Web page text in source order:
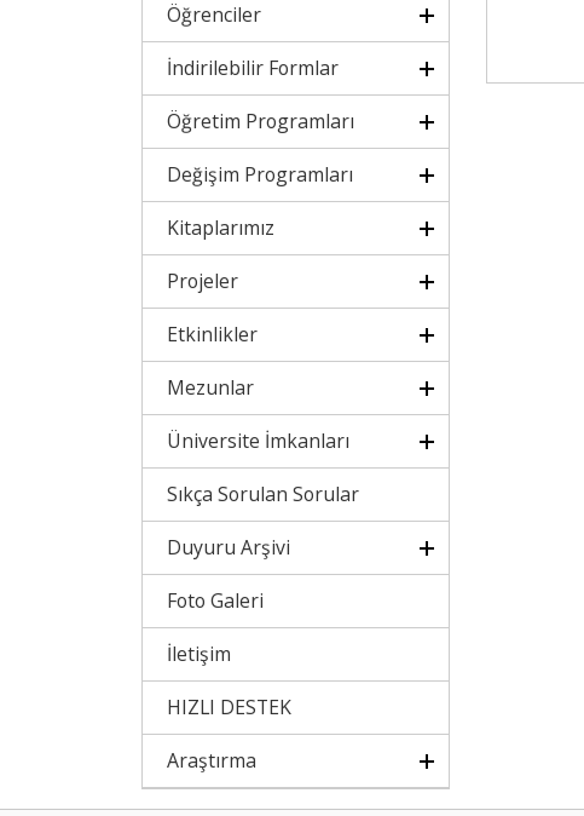
Öğrenciler
İndirilebilir Formlar
Öğretim Programları
Değişim Programları
Kitaplarımız
Projeler
Etkinlikler
Mezunlar
Üniversite İmkanları
Sıkça Sorulan Sorular
Duyuru Arşivi
Foto Galeri
İletişim
HIZLI DESTEK
Araştırma